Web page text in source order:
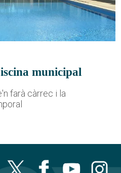
municipal
farà càrrec i la